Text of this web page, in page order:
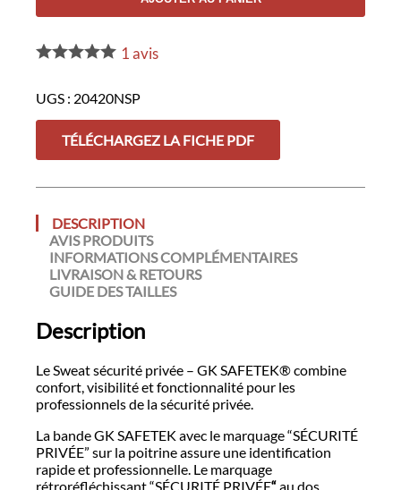
Privée
GK1avis
UGS : 20420NSP
TÉLÉCHARGEZ LA FICHE PDF
DESCRIPTION
AVIS PRODUITS
INFORMATIONS COMPLÉMENTAIRES
LIVRAISON & RETOURS
GUIDE DES TAILLES
Description
Le Sweat sécurité privée – GK SAFETEK® combine
confort, visibilité et fonctionnalité pour les
professionnels de la sécurité privée.
La bande GK SAFETEK avec le marquage “SÉCURITÉ
PRIVÉE” sur la poitrine assure une identification
rapide et professionnelle. Le marquage
rétroréfléchissant “SÉCURITÉ PRIVÉE“au dos